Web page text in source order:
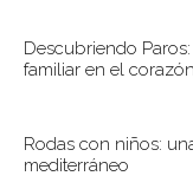
Descubriendo
familiar en el
Rodas con niños:
mediterráneo